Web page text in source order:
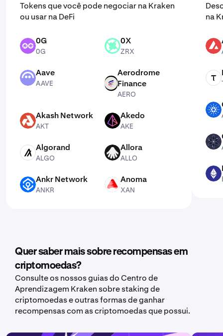
Tokens que você pode negociar na Kraken
ou usar na DeFi
0G 0G
0G
ZRX 0X
ZRX
AAVE Aave
AAVE AERO
Aerodrome
Finance
AERO
AKT Akash Network
AKT
AKE Akedo
AKE
ALGO Algorand
ALGO
ALLO Allora
ALLO
ANKR Ankr Network
ANKR
XAN Anoma
XAN
na
AVAX
TAO
ADA
ATOM
ETH
Quer saber mais sobre recompensas em
criptomoedas?
Consulte os nossos guias do Centro de
Aprendizagem Kraken sobre staking de
criptomoedas e outras formas de ganhar
recompensas com as criptomoedas que possui.